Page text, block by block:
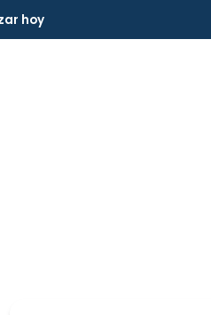
hoyIniciar Sesión